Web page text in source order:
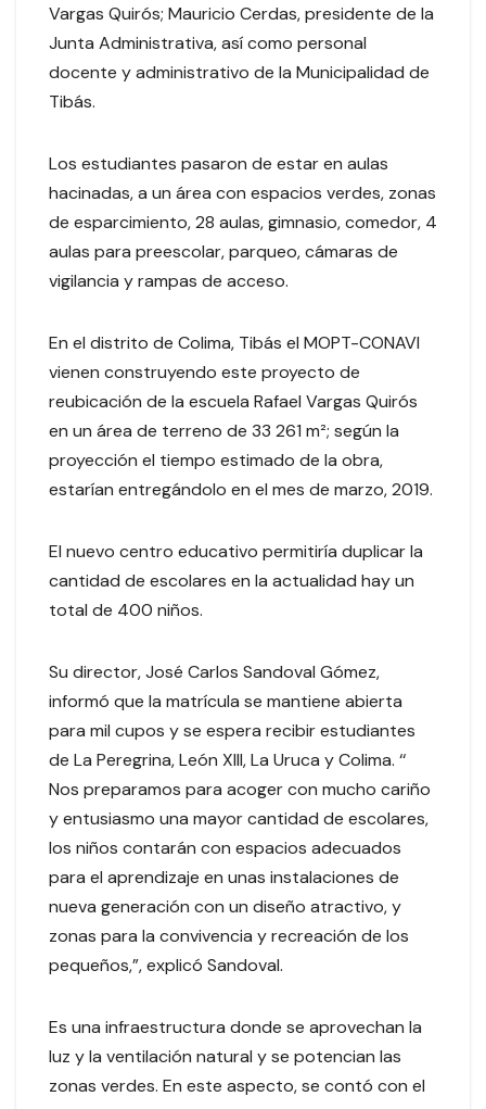
Vargas Quirós; Mauricio Cerdas, presidente de la
Junta Administrativa, así como personal
docente y administrativo de la Municipalidad de
Tibás.
Los estudiantes pasaron de estar en aulas
hacinadas, a un área con espacios verdes, zonas
de esparcimiento, 28 aulas, gimnasio, comedor, 4
aulas para preescolar, parqueo, cámaras de
vigilancia y rampas de acceso.
En el distrito de Colima, Tibás el MOPT-CONAVI
vienen construyendo este proyecto de
reubicación de la escuela Rafael Vargas Quirós
en un área de terreno de 33 261 m²; según la
proyección el tiempo estimado de la obra,
estarían entregándolo en el mes de marzo, 2019.
El nuevo centro educativo permitiría duplicar la
cantidad de escolares en la actualidad hay un
total de 400 niños.
Su director, José Carlos Sandoval Gómez,
informó que la matrícula se mantiene abierta
para mil cupos y se espera recibir estudiantes
de La Peregrina, León XIII, La Uruca y Colima. ‘‘
Nos preparamos para acoger con mucho cariño
y entusiasmo una mayor cantidad de escolares,
los niños contarán con espacios adecuados
para el aprendizaje en unas instalaciones de
nueva generación con un diseño atractivo, y
zonas para la convivencia y recreación de los
pequeños,”, explicó Sandoval.
Es una infraestructura donde se aprovechan la
luz y la ventilación natural y se potencian las
zonas verdes. En este aspecto, se contó con el